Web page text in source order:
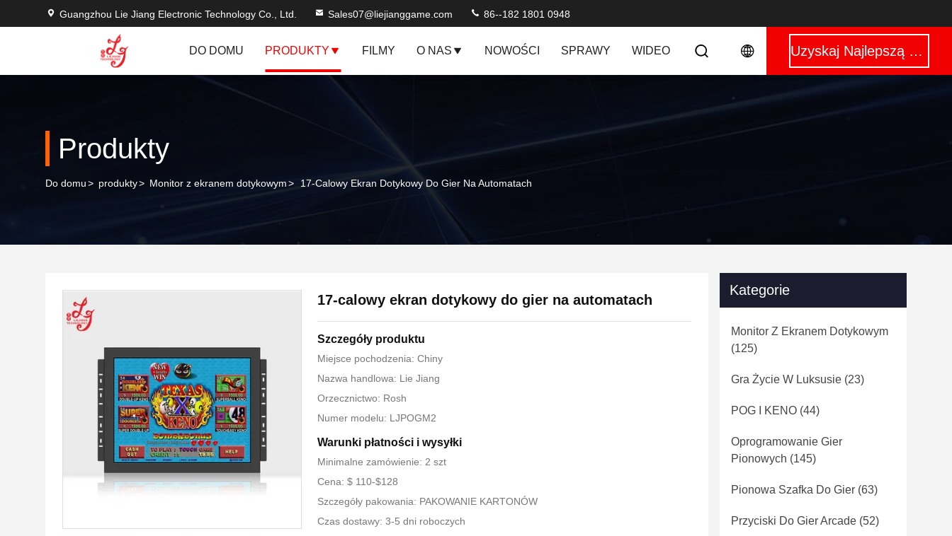
Guangzhou Lie Jiang Electronic Technology Co., Ltd. Sales07@liejianggame.com 86--182 1801 0948
DO DOMU PRODUKTY FILMY O NAS NOWOŚCI SPRAWY WIDEO Uzyskaj Najlepszą Cenę
Produkty
Do domu> produkty> Monitor z ekranem dotykowym> 17-Calowy Ekran Dotykowy Do Gier Na Automatach
17-calowy ekran dotykowy do gier na automatach
Szczegóły produktu
Miejsce pochodzenia: Chiny
Nazwa handlowa: Lie Jiang
Orzecznictwo: Rosh
Numer modelu: LJPOGM2
Warunki płatności i wysyłki
Minimalne zamówienie: 2 szt
Cena: $ 110-$128
Szczegóły pakowania: PAKOWANIE KARTONÓW
Czas dostawy: 3-5 dni roboczych
Kategorie
Monitor Z Ekranem Dotykowym
(125)
Gra Życie W Luksusie (23)
POG I KENO (44)
Oprogramowanie Gier
Pionowych (145)
Pionowa Szafka Do Gier (63)
Przyciski Do Gier Arcade (52)